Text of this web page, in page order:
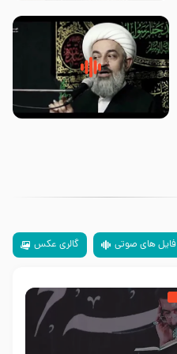
محدث زاده
زیارتی که اسباب رزق زیاد و عمر
طولانی است حجت السلام حسین
فایل های صوتی گالری عکس